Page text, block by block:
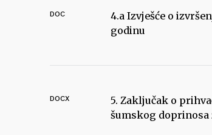
DOC
4.a Izvješće o
godinu
DOCX
5. Zaključak o
šumskog doprinosa